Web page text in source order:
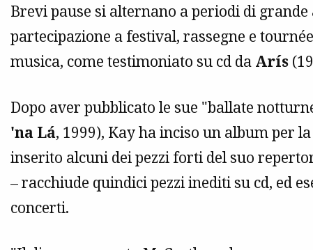
Brevi pause si alternano a periodi di
partecipazione a festival, rassegne e
musica, come testimoniato su cd da Arís
Dopo aver pubblicato le sue "ballate
'na Lá, 1999), Kay ha inciso un album per
inserito alcuni dei pezzi forti del suo
– racchiude quindici pezzi inediti su cd, ed
concerti.